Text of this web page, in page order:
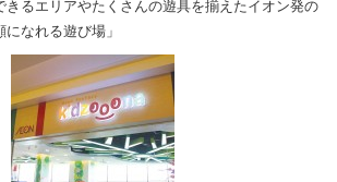
きるエリアやたくさんの遊具を揃えたイオン発の
になれる遊び場」